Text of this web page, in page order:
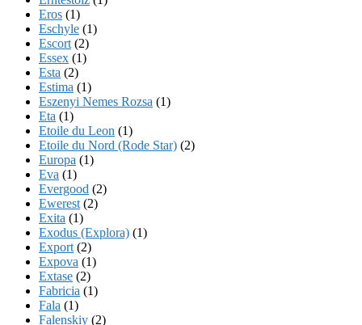
Eros (1)
Eschyle (1)
Escort (2)
Essex (1)
Esta (2)
Estima (1)
Eszenyi Nemes Rozsa (1)
Eta (1)
Etoile du Leon (1)
Etoile du Nord (Rode Star) (2)
Europa (1)
Eva (1)
Evergood (2)
Ewerest (2)
Exita (1)
Exodus (Explora) (1)
Export (2)
Expova (1)
Extase (2)
Fabricia (1)
Fala (1)
Falenskiy (2)